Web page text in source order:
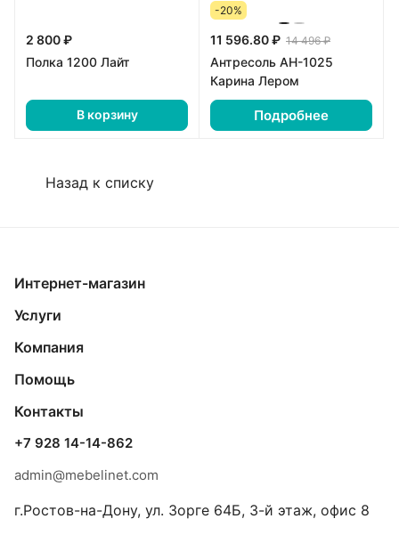
2 800 ₽
Полка 1200 Лайт
В корзину
-20%
11 596.80 ₽ 14 496 ₽
Антресоль АН-1025
Карина Лером
Подробнее
Назад к списку
Интернет-магазин
Услуги
Компания
Помощь
Контакты
+7 928 14-14-862
admin@mebelinet.com
г.Ростов-на-Дону, ул. Зорге 64Б, 3-й этаж, офис 8